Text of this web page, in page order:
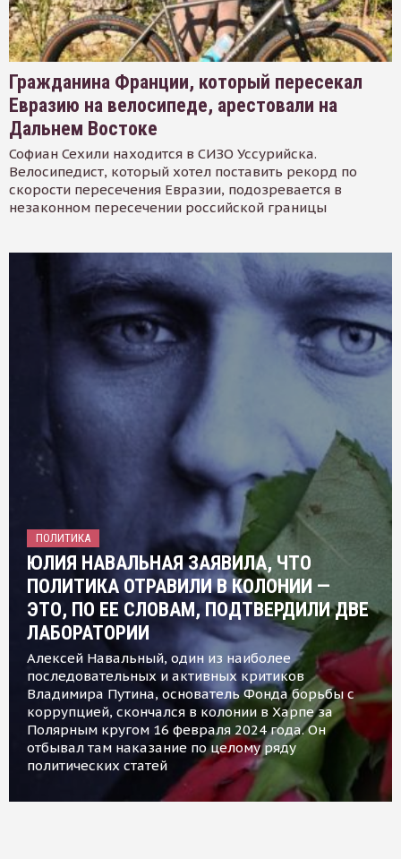
Гражданина Франции, который пересекал
Евразию на велосипеде, арестовали на
Дальнем Востоке
Софиан Сехили находится в СИЗО Уссурийска.
Велосипедист, который хотел поставить рекорд по
скорости пересечения Евразии, подозревается в
незаконном пересечении российской границы
ПОЛИТИКА
ЮЛИЯ НАВАЛЬНАЯ ЗАЯВИЛА, ЧТО
ПОЛИТИКА ОТРАВИЛИ В КОЛОНИИ —
ЭТО, ПО ЕЕ СЛОВАМ, ПОДТВЕРДИЛИ ДВЕ
ЛАБОРАТОРИИ
Алексей Навальный, один из наиболее
последовательных и активных критиков
Владимира Путина, основатель Фонда борьбы с
коррупцией, скончался в колонии в Харпе за
Полярным кругом 16 февраля 2024 года. Он
отбывал там наказание по целому ряду
политических статей